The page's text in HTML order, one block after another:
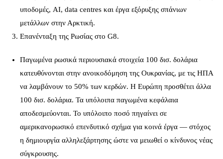
υποδομές, AI, data centres και έργα εξόρυξης σπάνιων
μετάλλων στην Αρκτική.
Επανένταξη της Ρωσίας στο G8.
Παγωμένα ρωσικά περιουσιακά στοιχεία 100 δισ. δολάρια
κατευθύνονται στην ανοικοδόμηση της Ουκρανίας, με τις ΗΠΑ
να λαμβάνουν το 50% των κερδών. Η Ευρώπη προσθέτει άλλα
100 δισ. δολάρια. Τα υπόλοιπα παγωμένα κεφάλαια
αποδεσμεύονται. Το υπόλοιπο ποσό πηγαίνει σε
αμερικανορωσικό επενδυτικό σχήμα για κοινά έργα — στόχος
η δημιουργία αλληλεξάρτησης ώστε να μειωθεί ο κίνδυνος νέας
σύγκρουσης.